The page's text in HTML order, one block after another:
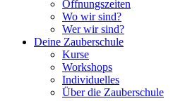
Öffnungszeiten
Wo wir sind?
Wer wir sind?
Deine Zauberschule
Kurse
Workshops
Individuelles
Über die Zauberschule